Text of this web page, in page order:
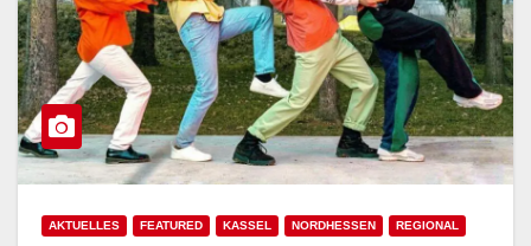
AKTUELLES FEATURED KASSEL NORDHESSEN REGIONAL